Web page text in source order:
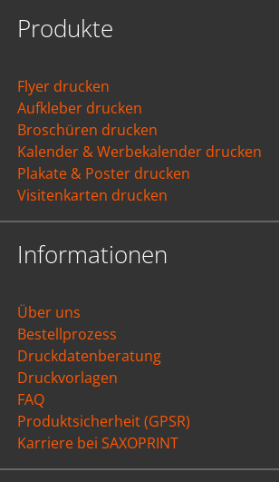
Produkte
Flyer drucken
Aufkleber drucken
Broschüren drucken
Kalender & Werbekalender drucken
Plakate & Poster drucken
Visitenkarten drucken
Informationen
Über uns
Bestellprozess
Druckdatenberatung
Druckvorlagen
FAQ
Produktsicherheit (GPSR)
Karriere bei SAXOPRINT